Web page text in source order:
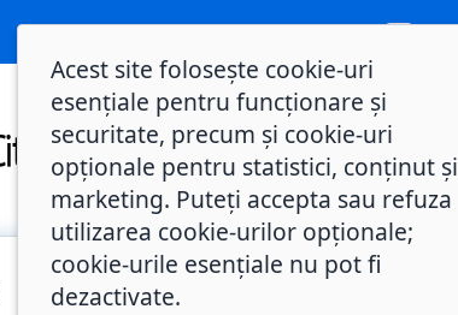
INTEGRITATE
Acest site folosește cookie-uri
esențiale pentru funcționare și
securitate, precum și cookie-uri
opționale pentru statistici, conținut și
marketing. Puteți accepta sau refuza
utilizarea cookie-urilor opționale;
cookie-urile esențiale nu pot fi
dezactivate.